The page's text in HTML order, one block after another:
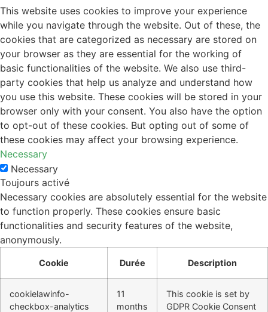
This website uses cookies to improve your experience
while you navigate through the website. Out of these, the
cookies that are categorized as necessary are stored on
your browser as they are essential for the working of
basic functionalities of the website. We also use third-
party cookies that help us analyze and understand how
you use this website. These cookies will be stored in your
browser only with your consent. You also have the option
to opt-out of these cookies. But opting out of some of
these cookies may affect your browsing experience.
Necessary
Necessary
Toujours activé
Necessary cookies are absolutely essential for the website
to function properly. These cookies ensure basic
functionalities and security features of the website,
anonymously.
Cookie Durée Description
cookielawinfo-
checkbox-analytics
11
months
This cookie is set by
GDPR Cookie Consent